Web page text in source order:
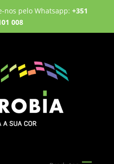
nos pelo Whatsapp: +351
008